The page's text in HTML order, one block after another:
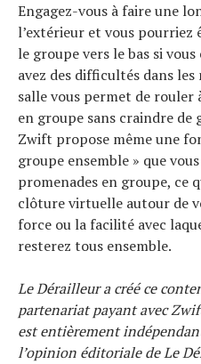
Engagez-vous à faire une
l’extérieur et vous
le groupe vers le bas si
avez des difficultés dans
salle vous permet de
en groupe sans craindre de
Zwift propose même une
groupe ensemble » que
promenades en groupe, ce
clôture virtuelle autour de
force ou la facilité avec
resterez tous ensemble.
Le Dérailleur a créé ce
partenariat payant avec
est entièrement
l’opinion éditoriale de Le